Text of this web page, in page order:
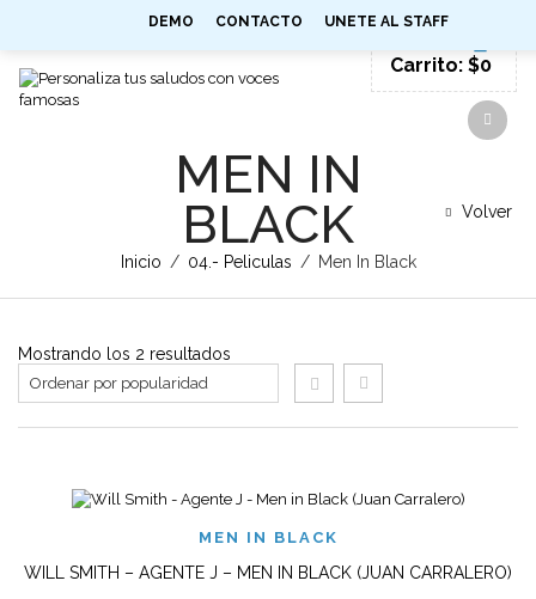
DEMO CONTACTO UNETE AL STAFFSIGN IN
Carrito: $0
MEN IN
BLACK
Inicio / 04.- Peliculas / Men In Black
Volver
Mostrando los 2 resultados
por
popularidad
MEN IN BLACK
WILL SMITH – AGENTE J – MEN IN BLACK (JUAN CARRALERO)